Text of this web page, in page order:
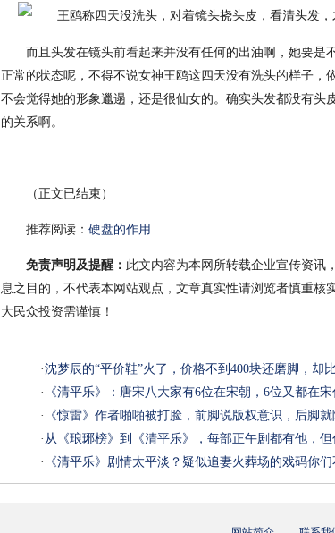
而且头发在镜头前看起来并没有任何的出油啊，她要是
正常的状态呢，不得不说女神王鸥这四天没有洗头的样子，
不会觉得她的形象邋遢，还是很仙女的。确实头发都没有头
的关系啊。
（正文已结束）
推荐阅读： 硬盘的作用
免责声明及提醒： 此文内容为本网所转载企业宣传资讯
息之目的，不代表本网站观点，文章真实性请浏览者慎重核
大民众投资需谨慎！
·沈梦辰的“平价鞋”火了，价格不到400块还磨脚，却
·
《清平乐》：唐宋八大家有6位在宋朝，6位又都在
·
《惊雷》作者啪啪被打脸，前脚说版权意识，后脚
· 从《琅琊榜》到《清平乐》，每部正午剧都有他，但
·
《清平乐》剧情太平淡？疑似追妻火葬场的戏码你